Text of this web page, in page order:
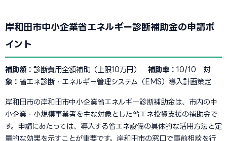
岸和田市中小企業省エネルギー診断補助金の申請ポ
イント
補助額： 診断費用全額補助（上限10万円） 補助率： 10/10 対
象： 省エネ診断・エネルギー管理システム（EMS）導入計画策定
岸和田市の岸和田市中小企業省エネルギー診断補助金は、市内の中
小企業・小規模事業者を主な対象とした省エネ投資支援の補助金で
す。申請にあたっては、導入する省エネ設備の具体的な活用方法と定
量的な効果を示すことが重要です。岸和田市の窓口で事前相談を行